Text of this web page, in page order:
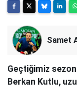
Samet
Geçtiğimiz
Berkan Kutlu,